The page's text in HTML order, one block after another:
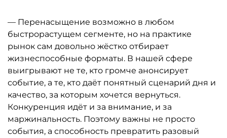
— Перенасыщение возможно в любом
быстрорастущем сегменте, но на практике
рынок сам довольно жёстко отбирает
жизнеспособные форматы. В нашей сфере
выигрывают не те, кто громче анонсирует
событие, а те, кто даёт понятный сценарий дня и
качество, за которым хочется вернуться.
Конкуренция идёт и за внимание, и за
маржинальность. Поэтому важны не просто
события, а способность превратить разовый